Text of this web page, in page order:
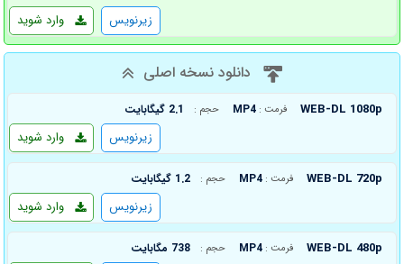
وارد شوید زیرنویس
دانلود نسخه اصلی
WEB-DL 1080p فرمت : MP4 حجم : 2.1 گیگابایت
وارد شوید زیرنویس
WEB-DL 720p فرمت : MP4 حجم : 1.2 گیگابایت
وارد شوید زیرنویس
WEB-DL 480p فرمت : MP4 حجم : 738 مگابایت